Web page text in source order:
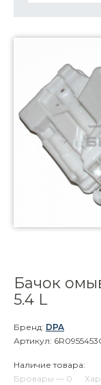
Бачок
5.4 L
Бренд: DPA
Артикул:
Наличие товара:
Бровары — 0